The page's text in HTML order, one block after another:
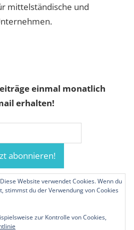
mittelständische und
einmal monatlich
erhalten!
Website verwendet Cookies. Wenn du
stimmst du der Verwendung von Cookies
zur Kontrolle von Cookies,